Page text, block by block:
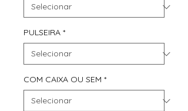
PULSEIRA *
COM CAIXA OU SEM *